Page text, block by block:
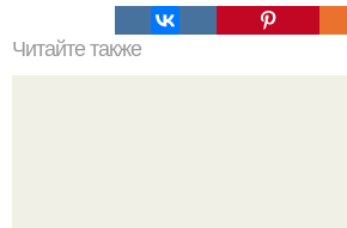
Читайте также